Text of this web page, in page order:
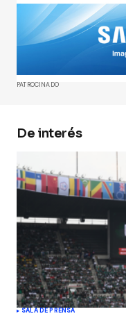
Tu dirección de
publicada.Los
marcados con*
Comment*
Your E-mail*
Guarda mi
este
comente.
Submit
PATROCINADO
De interés
SALA DE PRENSA